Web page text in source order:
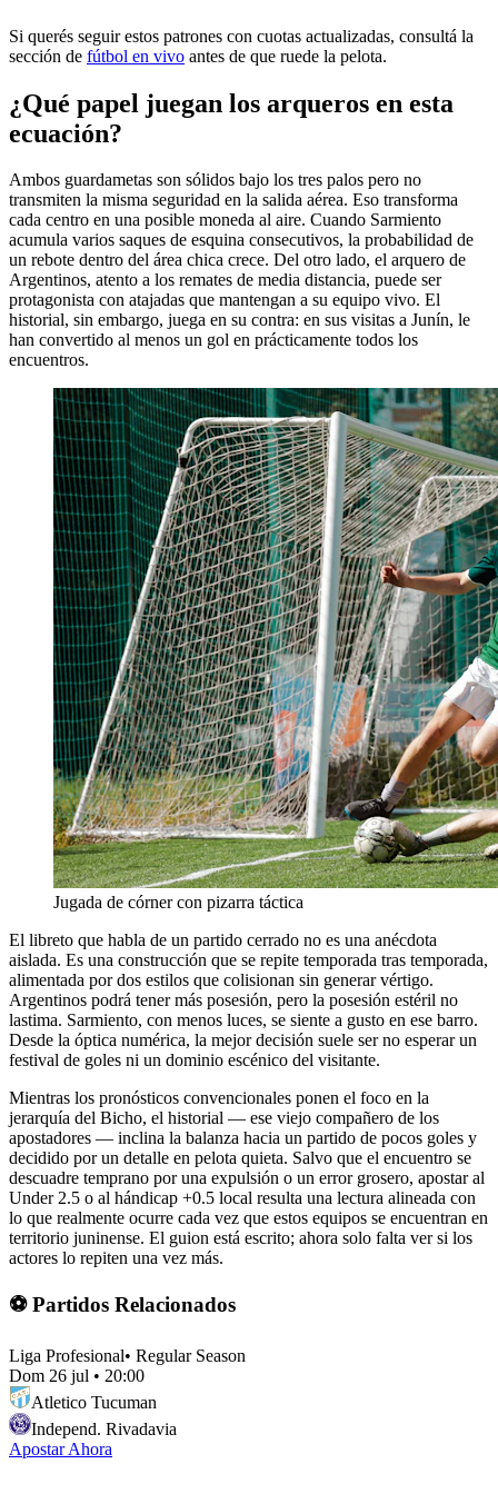
Si querés seguir estos patrones con cuotas actualizadas, consultá la
sección de fútbol en vivo antes de que ruede la pelota.
¿Qué papel juegan los arqueros en esta
ecuación?
Ambos guardametas son sólidos bajo los tres palos pero no
transmiten la misma seguridad en la salida aérea. Eso transforma
cada centro en una posible moneda al aire. Cuando Sarmiento
acumula varios saques de esquina consecutivos, la probabilidad de
un rebote dentro del área chica crece. Del otro lado, el arquero de
Argentinos, atento a los remates de media distancia, puede ser
protagonista con atajadas que mantengan a su equipo vivo. El
historial, sin embargo, juega en su contra: en sus visitas a Junín, le
han convertido al menos un gol en prácticamente todos los
encuentros.
Jugada de córner con pizarra táctica
El libreto que habla de un partido cerrado no es una anécdota
aislada. Es una construcción que se repite temporada tras temporada,
alimentada por dos estilos que colisionan sin generar vértigo.
Argentinos podrá tener más posesión, pero la posesión estéril no
lastima. Sarmiento, con menos luces, se siente a gusto en ese barro.
Desde la óptica numérica, la mejor decisión suele ser no esperar un
festival de goles ni un dominio escénico del visitante.
Mientras los pronósticos convencionales ponen el foco en la
jerarquía del Bicho, el historial — ese viejo compañero de los
apostadores — inclina la balanza hacia un partido de pocos goles y
decidido por un detalle en pelota quieta. Salvo que el encuentro se
descuadre temprano por una expulsión o un error grosero, apostar al
Under 2.5 o al hándicap +0.5 local resulta una lectura alineada con
lo que realmente ocurre cada vez que estos equipos se encuentran en
territorio juninense. El guion está escrito; ahora solo falta ver si los
actores lo repiten una vez más.
⚽ Partidos Relacionados
Liga Profesional• Regular Season
Dom 26 jul • 20:00
Atletico Tucuman
Independ. Rivadavia
Apostar Ahora